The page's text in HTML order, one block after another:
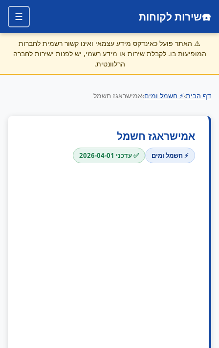
☎️שירות לקוחות ☰
⚠️ האתר פועל כאינדקס מידע עצמאי ואינו קשור רשמית לחברות
המופיעות בו. לקבלת שירות או מידע רשמי, יש לפנות ישירות לחברה
הרלוונטית.
דף הבית›⚡ חשמל ומים›אמישראגז חשמל
אמישראגז חשמל
⚡ חשמל ומים ✅ עדכני 2026-04-01